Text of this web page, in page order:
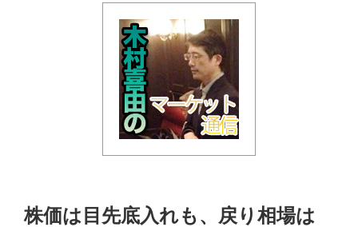
株価は目先底入れも、戻り相場は